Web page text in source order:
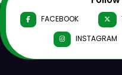
FACEBOOK
INSTAGRAM